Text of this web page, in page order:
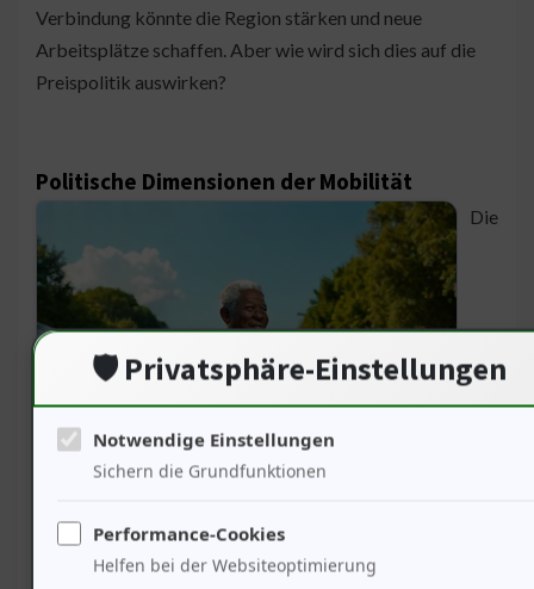
Verbindung könnte die Region stärken und neue
Arbeitsplätze schaffen. Aber wie wird sich dies auf die
Preispolitik auswirken?
Politische Dimensionen der Mobilität
Die
Antwort ist entscheidend. 75% der Reisenden fordern
ICE-Direktverbindung könnte als Vorbild dienen.
Mobilität ist nicht nur eine Frage des Individuums,
sondern auch der Gesellschaft. Historisch gesehen haben
🛡️ Privatsphäre-Einstellungen
Notwendige Einstellungen
Sichern die Grundfunktionen
Performance-Cookies
Helfen bei der Websiteoptimierung